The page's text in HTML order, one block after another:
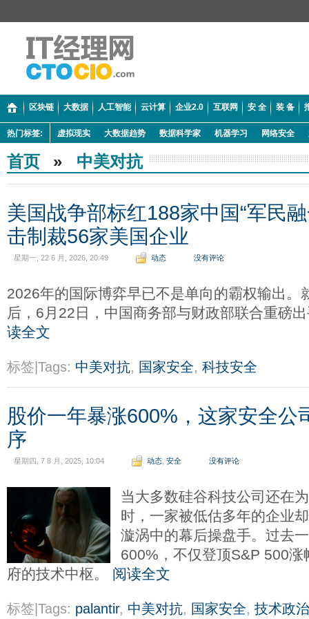
区块链 大数据 人工智能 云计算 企业2.0 互联网 安 全 装 备
热门标签: 虚拟现实 大数据趋势 数据科学家 机器学习 网络安全
首页 » 中美对抗
美国战争部标红188家中国“军民
击制裁56家美国企业
星期一, 22 6 月, 2026, 20:49 动态 没有评论
2026年的国际博弈早已不是单向的霸权输出。
后，6月22日，中国商务部与财政部联合重磅
读全文
标签|Tags: 中美对抗, 国家安全, 科技安全
股价一年暴涨600%，这家安全公
序
星期四, 7 8 月, 2025, 10:04 动态 安全 没有评论
当大多数硅谷科技公司还在
时，一家被低估多年的企业
漩涡中的幕后操盘手。过去
600%，不仅登顶S&P 500
府的技术中枢。 阅读全文
标签|Tags: palantir, 中美对抗, 国家安全, 技术政治